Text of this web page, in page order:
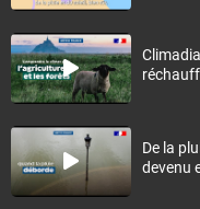
De la
devenu